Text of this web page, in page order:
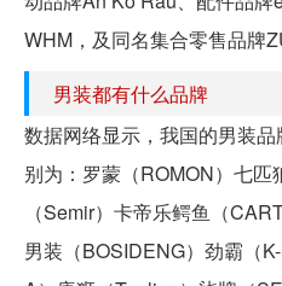
WHM，及同名集合零售品牌
男装都有什么品牌
数据网络显示，我国的男装
别为：罗蒙（ROMON）七匹
（Semir）卡帝乐鳄鱼（
男装（BOSIDENG）劲霸（